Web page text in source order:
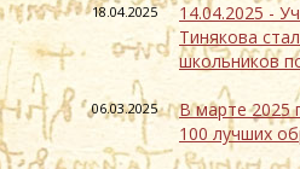
18.04.2025
14.04.2025 -
Тинякова
школьников
06.03.2025
В марте 2025
100 лучших